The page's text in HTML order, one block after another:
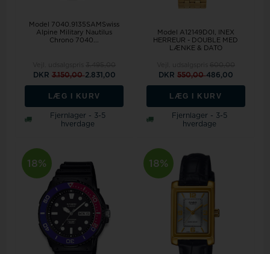
Model 7040.9135SAMSwiss
Alpine Military Nautilus
Chrono 7040...
DKR 3.150,002.831,00
LÆG I KURV
Fjernlager - 3-5
hverdage
Model A12149D0I
INEX
HERREUR - DOUBLE MED
LÆNKE & DATO
DKR 550,00486,00
LÆG I KURV
Fjernlager - 3-5
hverdage
18% 18%